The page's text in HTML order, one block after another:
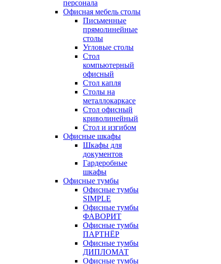
персонала
Офисная мебель столы
Письменные
прямолинейные
столы
Угловые столы
Стол
компьютерный
офисный
Стол капля
Столы на
металлокаркасе
Стол офисный
криволинейный
Стол и изгибом
Офисные шкафы
Шкафы для
документов
Гардеробные
шкафы
Офисные тумбы
Офисные тумбы
SIMPLE
Офисные тумбы
ФАВОРИТ
Офисные тумбы
ПАРТНЁР
Офисные тумбы
ДИПЛОМАТ
Офисные тумбы